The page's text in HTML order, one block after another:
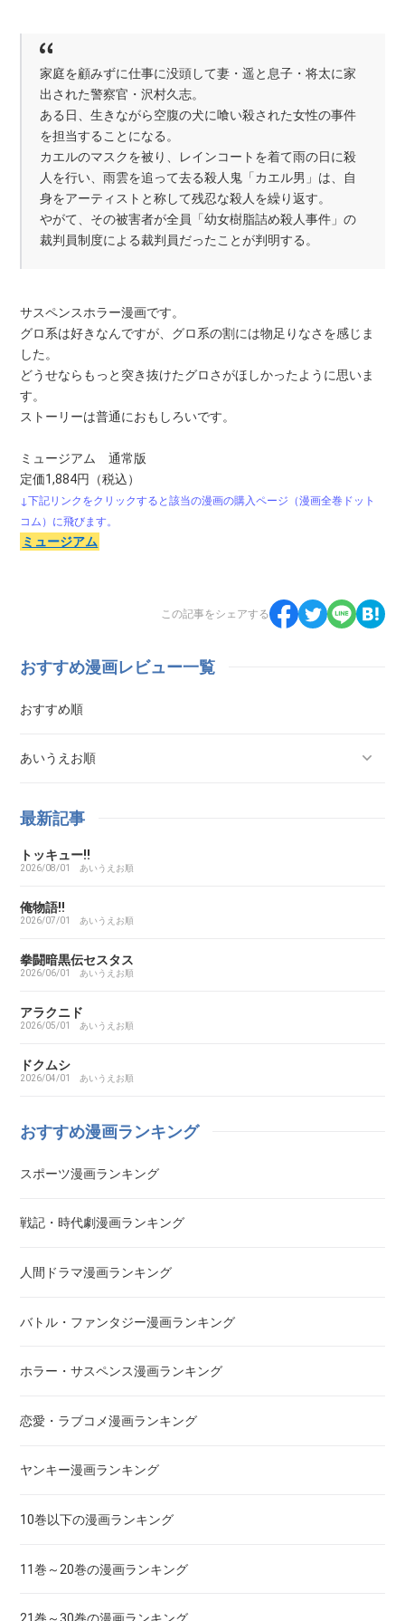
家庭を顧みずに仕事に没頭して妻・遥と息子・将太に家
出された警察官・沢村久志。
ある日、生きながら空腹の犬に喰い殺された女性の事件
を担当することになる。
カエルのマスクを被り、レインコートを着て雨の日に殺
人を行い、雨雲を追って去る殺人鬼「カエル男」は、自
身をアーティストと称して残忍な殺人を繰り返す。
やがて、その被害者が全員「幼女樹脂詰め殺人事件」の
裁判員制度による裁判員だったことが判明する。
サスペンスホラー漫画です。
グロ系は好きなんですが、グロ系の割には物足りなさを感じま
した。
どうせならもっと突き抜けたグロさがほしかったように思いま
す。
ストーリーは普通におもしろいです。
ミュージアム 通常版
定価1,884円（税込）
↓下記リンクをクリックすると該当の漫画の購入ページ（漫画全巻ドット
コム）に飛びます。
ミュージアム
この記事をシェアする
おすすめ漫画レビュー一覧
おすすめ順
あいうえお順
ああ探偵事務所
ARMS（アームズ）
あいこら
アイシールド21
I’S（アイズ）
最新記事
トッキュー!!
2026/08/01 あいうえお順
俺物語!!
2026/07/01 あいうえお順
拳闘暗黒伝セスタス
2026/06/01 あいうえお順
アラクニド
2026/05/01 あいうえお順
ドクムシ
2026/04/01 あいうえお順
おすすめ漫画ランキング
スポーツ漫画ランキング
戦記・時代劇漫画ランキング
人間ドラマ漫画ランキング
バトル・ファンタジー漫画ランキング
ホラー・サスペンス漫画ランキング
恋愛・ラブコメ漫画ランキング
ヤンキー漫画ランキング
10巻以下の漫画ランキング
11巻～20巻の漫画ランキング